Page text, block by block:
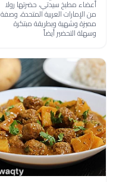
أعضاء مطبخ سيدتي، حضرتها رولا
من الإمارات العربية المتحدة، وصفة
مميزة وشهية وبطريقة مبتكرة
وسهلة التحضير أيضاً